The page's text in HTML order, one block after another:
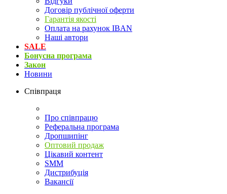
Договір публічної оферти
Гарантія якості
Оплата на рахунок IBAN
Наші автори
SALE
Бонусна програма
Закон
Новини
Співпраця
Про співпрацю
Реферальна програма
Дропшипінг
Оптовий продаж
Цікавий контент
SMM
Дистрибуція
Вакансії